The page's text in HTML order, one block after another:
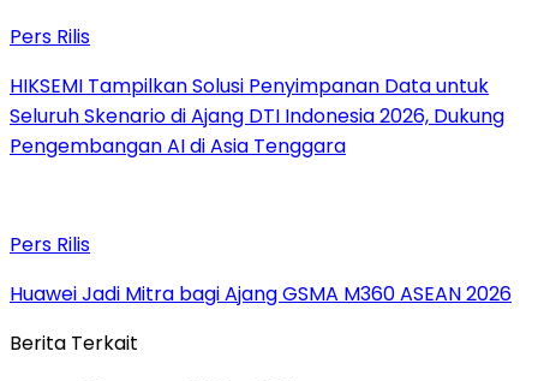
Pers Rilis
HIKSEMI Tampilkan Solusi Penyimpanan Data untuk
Seluruh Skenario di Ajang DTI Indonesia 2026, Dukung
Pengembangan AI di Asia Tenggara
Pers Rilis
Huawei Jadi Mitra bagi Ajang GSMA M360 ASEAN 2026
Berita Terkait